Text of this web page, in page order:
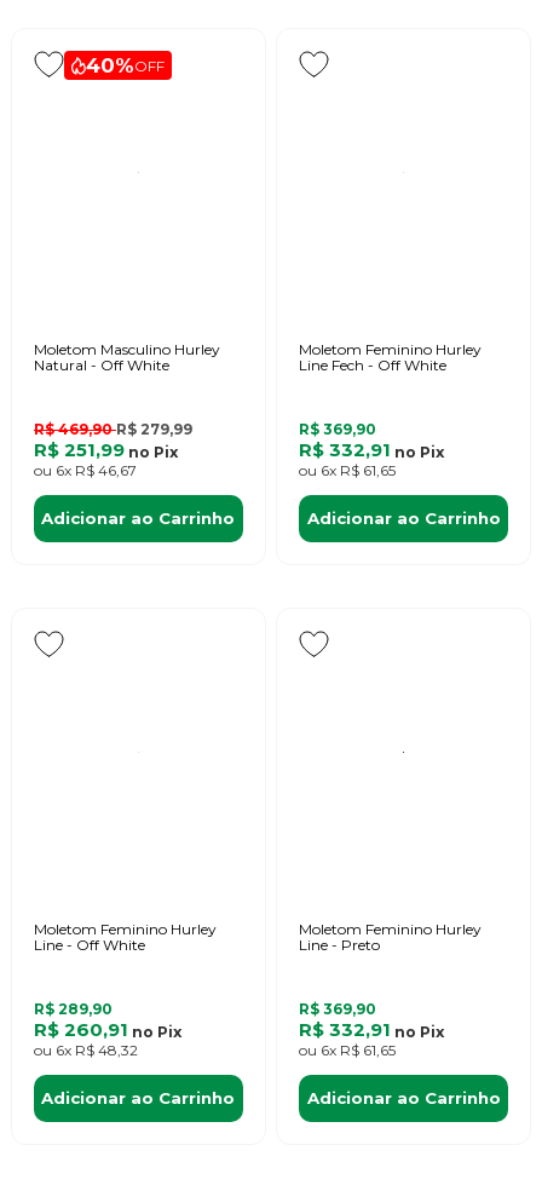
40%OFF
Moletom Masculino Hurley
Natural - Off White
R$ 469,90R$ 279,99
R$ 251,99 no Pix
ou 6x R$ 46,67
Adicionar ao Carrinho
Moletom Feminino Hurley
Line Fech - Off White
R$ 369,90
R$ 332,91 no Pix
ou 6x R$ 61,65
Adicionar ao Carrinho
Moletom Feminino Hurley
Line - Off White
R$ 289,90
R$ 260,91 no Pix
ou 6x R$ 48,32
Adicionar ao Carrinho
Moletom Feminino Hurley
Line - Preto
R$ 369,90
R$ 332,91 no Pix
ou 6x R$ 61,65
Adicionar ao Carrinho